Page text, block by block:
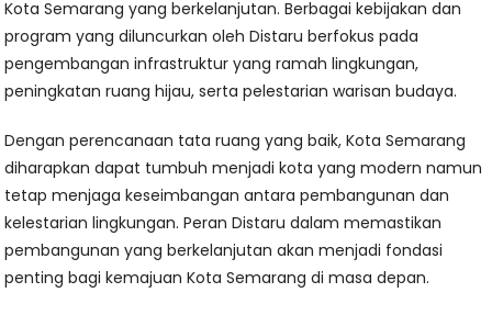
Kota Semarang yang berkelanjutan. Berbagai kebijakan dan
program yang diluncurkan oleh Distaru berfokus pada
pengembangan infrastruktur yang ramah lingkungan,
peningkatan ruang hijau, serta pelestarian warisan budaya.
Dengan perencanaan tata ruang yang baik, Kota Semarang
diharapkan dapat tumbuh menjadi kota yang modern namun
tetap menjaga keseimbangan antara pembangunan dan
kelestarian lingkungan. Peran Distaru dalam memastikan
pembangunan yang berkelanjutan akan menjadi fondasi
penting bagi kemajuan Kota Semarang di masa depan.